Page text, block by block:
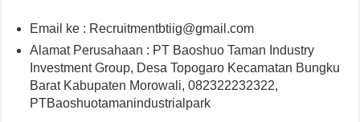
Email ke : Recruitmentbtiig@gmail.com
Alamat Perusahaan : PT Baoshuo Taman Industry
Investment Group, Desa Topogaro Kecamatan Bungku
Barat Kabupaten Morowali, 082322232322,
PTBaoshuotamanindustrialpark